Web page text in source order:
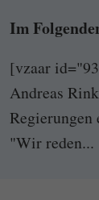
Im
[vzaar
Andreas
Regierungen
"Wir reden...